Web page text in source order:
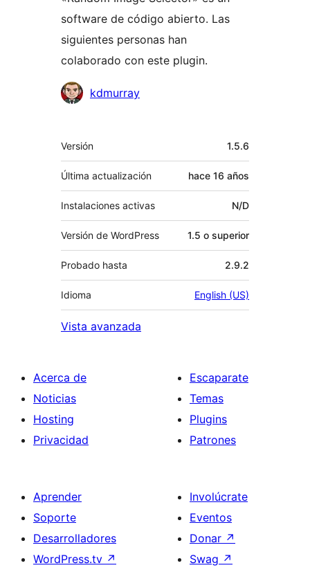
software de código abierto. Las
siguientes personas han
colaborado con este plugin.
Colaboradores
kdmurray
Meta
Versión 1.5.6
Última actualización hace 16 años
Instalaciones activas N/D
Versión de WordPress 1.5 o superior
Probado hasta 2.9.2
Idioma English (US)
Vista avanzada
Acerca de
Noticias
Hosting
Privacidad
Escaparate
Temas
Plugins
Patrones
Aprender
Soporte
Desarrolladores
WordPress.tv ↗
Involúcrate
Eventos
Donar ↗
Swag ↗